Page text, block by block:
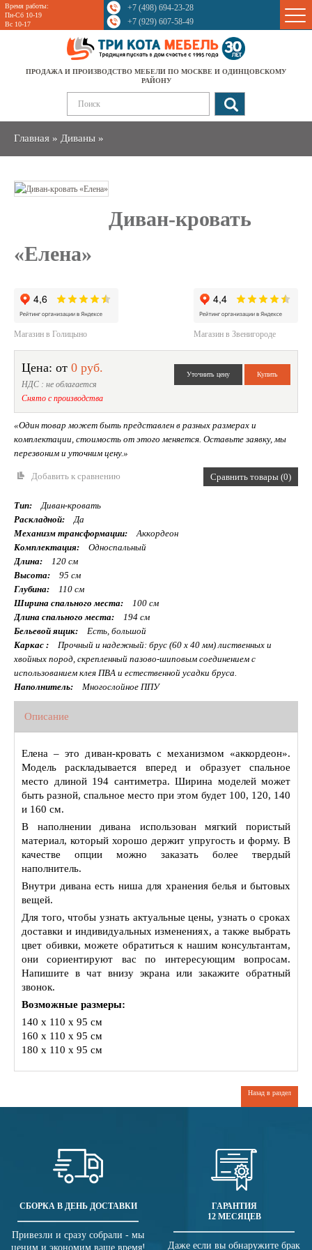
Время работы:
Пн-Сб 10-19
Вс 10-17
+7 (498) 694-23-28
+7 (929) 607-58-49
ПРОДАЖА И ПРОИЗВОДСТВО МЕБЕЛИ ПО МОСКВЕ И ОДИНЦОВСКОМУ
РАЙОНУ
Главная » Диваны »
Sale
Диван-кровать
«Елена»
Магазин в Голицыно Магазин в Звенигороде
Цена: от 0 руб.
НДС : не облагается
Снято с производства
«Один товар может быть представлен в разных размерах и
комплектации, стоимость от этого меняется. Оставьте заявку, мы
перезвоним и уточним цену.»
Добавить к сравнению Сравнить товары (0)
Тип:
Диван-кровать
Раскладной:
Да
Механизм трансформации:
Аккордеон
Комплектация:
Односпальный
Длина:
120 см
Высота:
95 см
Глубина:
110 см
Ширина спального места:
100 см
Длина спального места:
194 см
Бельевой ящик:
Есть, большой
Каркас :
Прочный и надежный: брус (60 x 40 мм) лиственных и
хвойных пород, скрепленный пазово-шиповым соединением с
использованием клея ПВА и естественной усадки бруса.
Наполнитель:
Многослойное ППУ
Описание
Елена – это диван-кровать с механизмом «аккордеон».
Модель раскладывается вперед и образует спальное
место длиной 194 сантиметра. Ширина моделей может
быть разной, спальное место при этом будет 100, 120, 140
и 160 см.
В наполнении дивана использован мягкий пористый
материал, который хорошо держит упругость и форму. В
качестве опции можно заказать более твердый
наполнитель.
Внутри дивана есть ниша для хранения белья и бытовых
вещей.
Для того, чтобы узнать актуальные цены, узнать о сроках
доставки и индивидуальных изменениях, а также выбрать
цвет обивки, можете обратиться к нашим консультантам,
они сориентируют вас по интересующим вопросам.
Напишите в чат внизу экрана или закажите обратный
звонок.
Возможные размеры:
140 x 110 x 95 см
160 x 110 x 95 см
180 x 110 x 95 см
Назад в раздел
СБОРКА В ДЕНЬ ДОСТАВКИ
Привезли и сразу собрали - мы
ценим и экономим ваше время!
ГАРАНТИЯ
12 МЕСЯЦЕВ
Даже если вы обнаружите брак